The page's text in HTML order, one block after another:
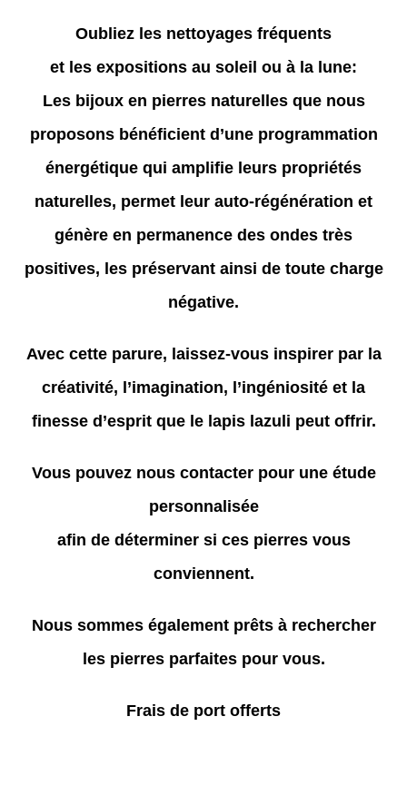
Oubliez les nettoyages fréquents
et les expositions au soleil ou à la lune:
Les bijoux en pierres naturelles que nous
proposons bénéficient d’une programmation
énergétique qui amplifie leurs propriétés
naturelles, permet leur auto-régénération et
génère en permanence des ondes très
positives, les préservant ainsi de toute charge
négative.
Avec cette parure, laissez-vous inspirer par la
créativité, l’imagination, l’ingéniosité et la
finesse d’esprit que le lapis lazuli peut offrir.
Vous pouvez nous contacter pour une étude
personnalisée
afin de déterminer si ces pierres vous
conviennent.
Nous sommes également prêts à rechercher
les pierres parfaites pour vous.
Frais de port offerts